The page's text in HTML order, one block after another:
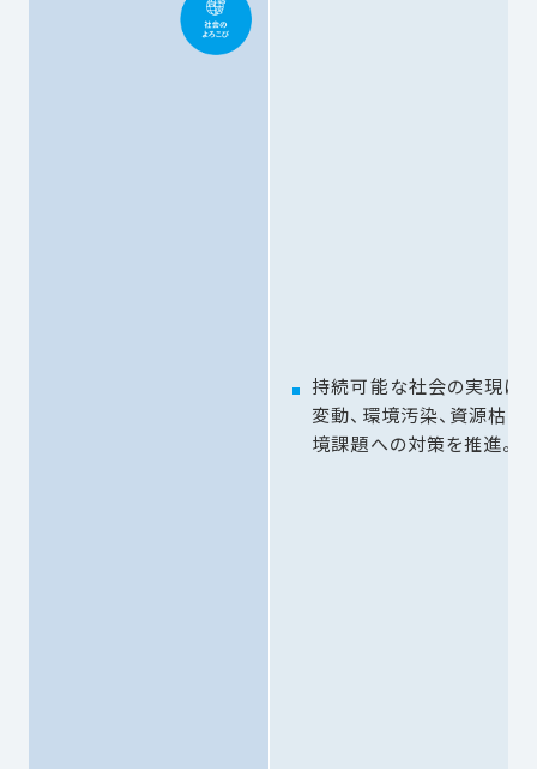
持続可能な社会の実現に
変動、環境汚染、資源枯渇
境課題への対策を推進。